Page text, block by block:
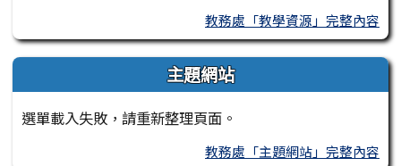
教務處「教學資源」完整內容
主題網站
選單載入失敗，請重新整理頁面。
教務處「主題網站」完整內容